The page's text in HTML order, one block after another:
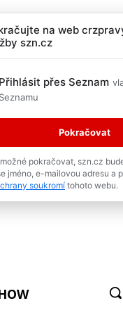
na web
szn.cz
Přihlásit přes Seznam
Seznamu
Pokračovat
pokračovat, szn.cz
jméno, e-mailovou adresu a
soukromí tohoto webu.